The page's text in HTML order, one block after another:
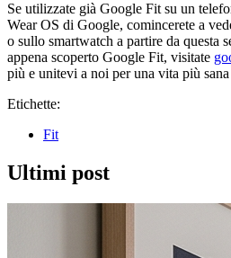
Se utilizzate già Google Fit su un
Wear OS di Google, comincerete a
o sullo smartwatch a partire da questa
appena scoperto Google Fit, visitate
più e unitevi a noi per una vita più
Etichette:
Fit
Ultimi post